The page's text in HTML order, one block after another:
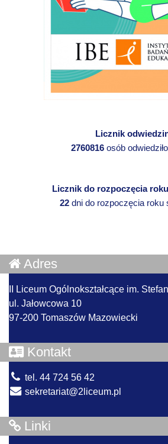
Licznik
2760816osób
Licznik do rozpoczęcia
22dni do rozpoczęcia roku
Adres
II Liceum Ogólnokształcące im.
ul. Jałowcowa 10
97-200 Tomaszów Mazowiecki
Kontakt
tel. 44 724 56 42
sekretariat@2liceum.pl
Linki